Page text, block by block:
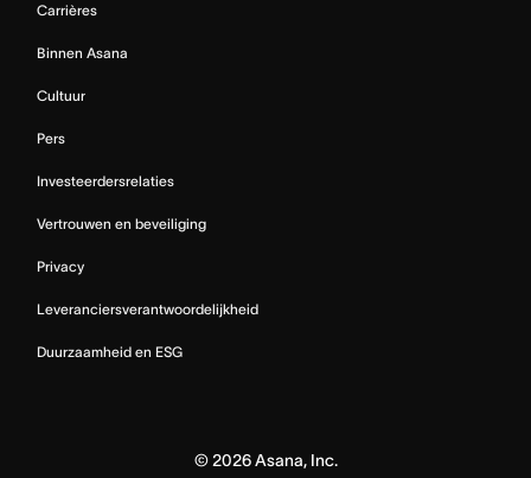
Carrières
Binnen Asana
Cultuur
Pers
Investeerdersrelaties
Vertrouwen en beveiliging
Privacy
Leveranciersverantwoordelijkheid
Duurzaamheid en ESG
© 2026Asana, Inc.